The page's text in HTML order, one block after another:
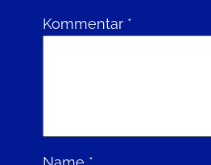
Kommentar *